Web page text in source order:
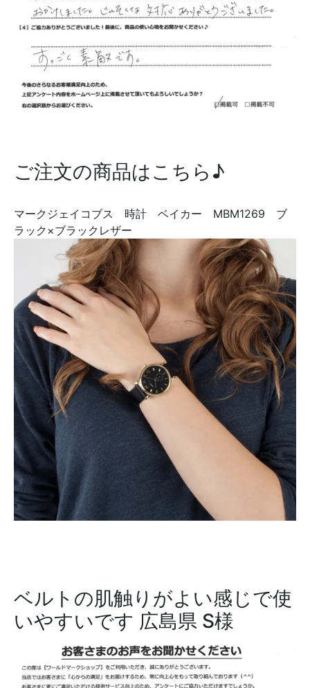
ご注文の商品はこちら♪
マークジェイコブス 時計 ベイカー MBM1269 ブ
ラック×ブラックレザー
ベルトの肌触りがよい感じで使
いやすいです 広島県 S様